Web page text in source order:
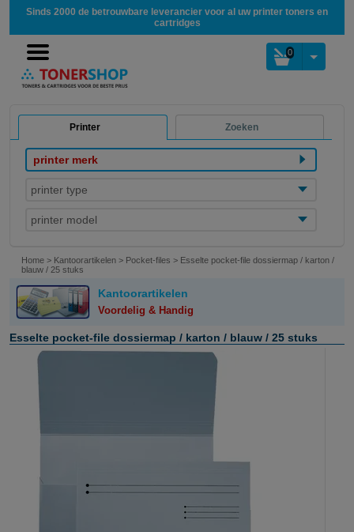
Sinds 2000 de betrouwbare leverancier voor al uw printer toners en
cartridges
0
Printer Zoeken
printer merk
printer type
printer model
Home > Kantoorartikelen > Pocket-files > Esselte pocket-file dossiermap / karton /
blauw / 25 stuks
Kantoorartikelen
Voordelig & Handig
Esselte pocket-file dossiermap / karton / blauw / 25 stuks